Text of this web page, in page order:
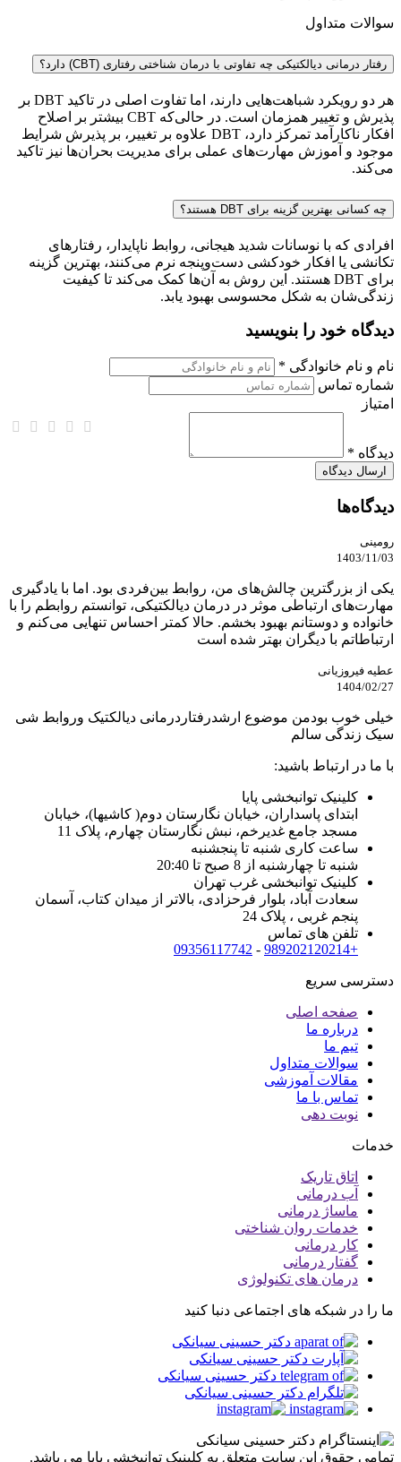
سوالات متداول
رفتار درمانی دیالکتیکی چه تفاوتی با درمان شناختی رفتاری (CBT) دارد؟
هر دو رویکرد شباهت‌هایی دارند، اما تفاوت اصلی در تاکید DBT بر
پذیرش و تغییر همزمان است. در حالی‌که CBT بیشتر بر اصلاح
افکار ناکارآمد تمرکز دارد، DBT علاوه بر تغییر، بر پذیرش شرایط
موجود و آموزش مهارت‌های عملی برای مدیریت بحران‌ها نیز تاکید
می‌کند.
چه کسانی بهترین گزینه برای DBT هستند؟
افرادی که با نوسانات شدید هیجانی، روابط ناپایدار، رفتارهای
تکانشی یا افکار خودکشی دست‌وپنجه نرم می‌کنند، بهترین گزینه
برای DBT هستند. این روش به آن‌ها کمک می‌کند تا کیفیت
زندگی‌شان به شکل محسوسی بهبود یابد.
دیدگاه خود را بنویسید
نام و نام خانوادگی *
شماره تماس
امتیاز
دیدگاه *
دیدگاه‌ها
رومینی
1403/11/03
یکی از بزرگترین چالش‌های من، روابط بین‌فردی بود. اما با یادگیری
مهارت‌های ارتباطی موثر در درمان دیالکتیکی، توانستم روابطم را با
خانواده و دوستانم بهبود بخشم. حالا کمتر احساس تنهایی می‌کنم و
ارتباطاتم با دیگران بهتر شده است
عطیه فیروزیانی
1404/02/27
خیلی خوب بودمن موضوع ارشدرفتاردرمانی دیالکتیک وروابط شی
سیک زندگی سالم
با ما در ارتباط باشید:
کلینیک توانبخشی پایا
ابتدای پاسداران، خیابان نگارستان دوم( کاشیها)، خیابان
مسجد جامع غدیرخم، نبش نگارستان چهارم، پلاک 11
ساعت کاری شنبه تا پنجشنبه
شنبه تا چهارشنبه از 8 صبح تا 20:40
کلینیک توانبخشی غرب تهران
سعادت آباد، بلوار فرحزادی، بالاتر از میدان کتاب، آسمان
پنجم غربی ، پلاک 24
تلفن های تماس
+989202120214
-
09356117742
دسترسی سریع
صفحه اصلی
درباره ما
تیم ما
سوالات متداول
مقالات آموزشی
تماس با ما
نوبت دهی
خدمات
اتاق تاریک
آب درمانی
ماساژ درمانی
خدمات روان شناختی
کار درمانی
گفتار درمانی
درمان های تکنولوژی
ما را در شبکه های اجتماعی دنبا کنید
تمامی حقوق این سایت متعلق به کلینیک توانبخشی پایا می باشد.